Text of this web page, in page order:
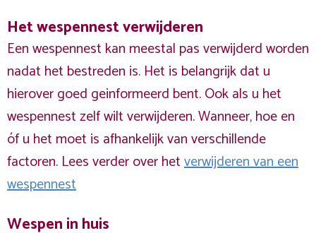
Het wespennest verwijderen
Een wespennest kan meestal pas verwijderd worden
nadat het bestreden is. Het is belangrijk dat u
hierover goed geinformeerd bent. Ook als u het
wespennest zelf wilt verwijderen. Wanneer, hoe en
óf u het moet is afhankelijk van verschillende
factoren. Lees verder over hetverwijderen van een
wespennest
Wespen in huis